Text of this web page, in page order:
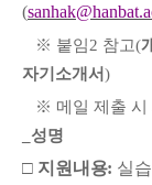
(
※ 붙임2 참고(
자기소개서)
※ 메일 제출 시
성명
□ 지원내용: 실